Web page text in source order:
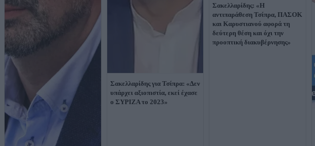
Σακελλαρίδης για Τσίπρα: «Δεν
υπάρχει αξιοπιστία, εκεί έχασε
ο ΣΥΡΙΖΑ το 2023»
Σακελλαρίδης: «Η
αντιπαράθεση Τσίπρα, ΠΑΣΟΚ
και Καρυστιανού αφορά τη
δεύτερη θέση και όχι την
προοπτική διακυβέρνησης»